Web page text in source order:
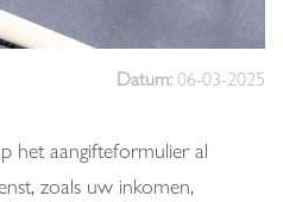
Datum:06-03-2025
het aangifteformulier al
zoals uw inkomen,